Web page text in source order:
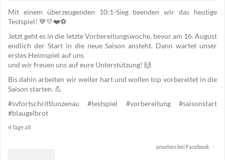
2
Mit einem überzeugenden 10:1-Sieg beenden wir das heutige
Testspiel! 💙💛❤️⚽️
Jetzt geht es in die letzte Vorbereitungswoche, bevor am 16. August
endlich der Start in die neue Saison ansteht. Dann wartet unser
erstes Heimspiel auf uns
und wir freuen uns auf eure Unterstützung! 🙌
Bis dahin arbeiten wir weiter hart und wollen top vorbereitet in die
Saison starten. 💪
#svfortschrittlunzenau
#testspiel #vorbereitung
#saisonstart
#blaugelbrot
4 Tage alt
ansehen bei Facebook ·